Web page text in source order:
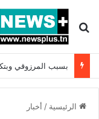
بحث عن
الرئيسية / أخبار